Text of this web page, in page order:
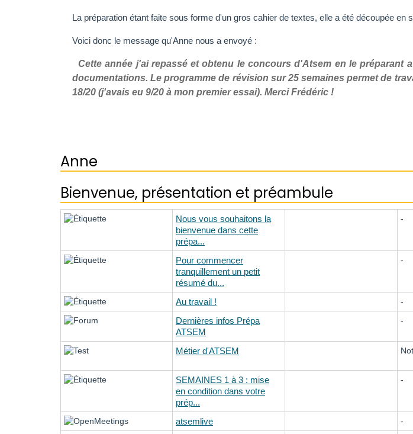
La préparation étant faite sous forme d'un gros cahier de textes, elle a été découpée
Voici donc le message qu'Anne nous a envoyé :
Cette année j'ai repassé et obtenu le concours d'Atsem en le préparant
documentations. Le programme de révision sur 25 semaines permet de
18/20 (j'avais eu 9/20 à mon premier essai). Merci Frédéric !
Anne
Bienvenue, présentation et préambule
Nous vous souhaitons la
bienvenue dans cette
prépa...
-
Pour commencer
tranquillement un petit
résumé du...
-
Au travail ! -
Dernières infos Prépa
ATSEM
-
Métier d'ATSEM
SEMAINES 1 à 3 : mise
en condition dans votre
prép...
-
atsemlive -